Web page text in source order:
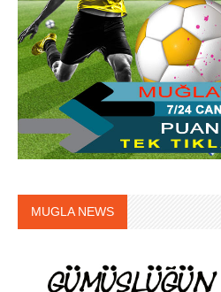
MUGLA NEWS